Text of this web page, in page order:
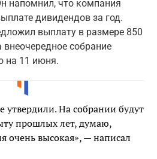
напомнил, что компания
дивидендов за год.
выплату в размере 850
внеочередное собрание
на 11 июня.
На собрании будут
прошлых лет, думаю,
очень высокая», — написал